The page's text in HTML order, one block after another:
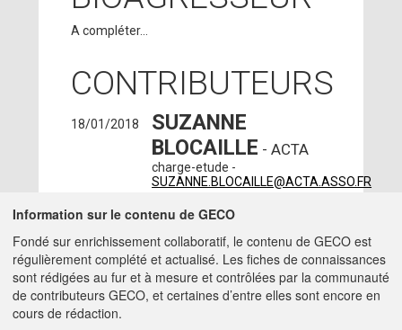
A compléter...
CONTRIBUTEURS
18/01/2018
SUZANNE
BLOCAILLE - ACTA
charge-etude -
SUZANNE.BLOCAILLE@ACTA.ASSO.FR
30/11/2017 PAOLA SALAZAR
INRAE - UMR AGRONOMIE
- PALAISEAU (91120)
ingenieur -
PAOLA.SALAZAR@INRAE.FR
Information sur le contenu de GECO
Fondé sur enrichissement collaboratif, le contenu de GECO est
régulièrement complété et actualisé. Les fiches de connaissances
sont rédigées au fur et à mesure et contrôlées par la communauté
de contributeurs GECO, et certaines d’entre elles sont encore en
cours de rédaction.